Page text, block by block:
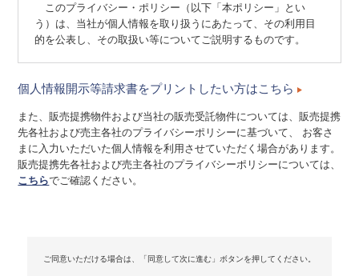
このプライバシー・ポリシー（以下「本ポリシー」とい
う）は、当社が個人情報を取り扱うにあたって、その利用目
的を公表し、その取扱い等についてご説明するものです。
１．法令の遵守
は、すべての役職員に個人情報の取扱いに関する法令および
その他規範を周知・遵守させることが必要であることを認識
し、その徹底をはかります。
２．コンプライアンス・プログラムの継続的改善
３．適用範囲
個人情報開示等請求書をプリントしたい方はこちら
また、販売提携物件および当社の販売受託物件については、販売提携
先各社および売主各社のプライバシーポリシーに基づいて、 お客さ
まに入力いただいた個人情報を利用させていただく場合があります。
販売提携先各社および売主各社のプライバシーポリシーについては、
こちらでご確認ください。
ご同意いただける場合は、「同意して次に進む」ボタンを押してください。